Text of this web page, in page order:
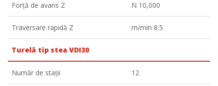
Forță de avans Z N 10,000
Traversare rapidă Z m/min 8.5
Turelă tip stea VDI30
Număr de stații 12